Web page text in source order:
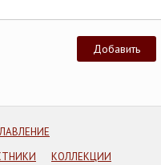
КОЛЛЕКЦИИ